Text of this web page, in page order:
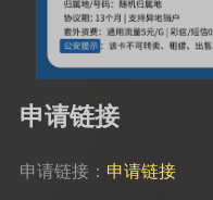
申请链接
申请链接： 申请链接